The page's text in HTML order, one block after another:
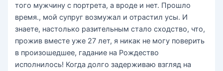
того мужчину с портрета, а вроде и нет. Прошло
время., мой супруг возмужал и отрастил усы. И
знаете, настолько разительным стало сходство, что,
прожив вместе уже 27 лет, я никак не могу поверить
в произошедшее, гадание на Рождество
исполнилось! Когда долго задерживаю взгляд на